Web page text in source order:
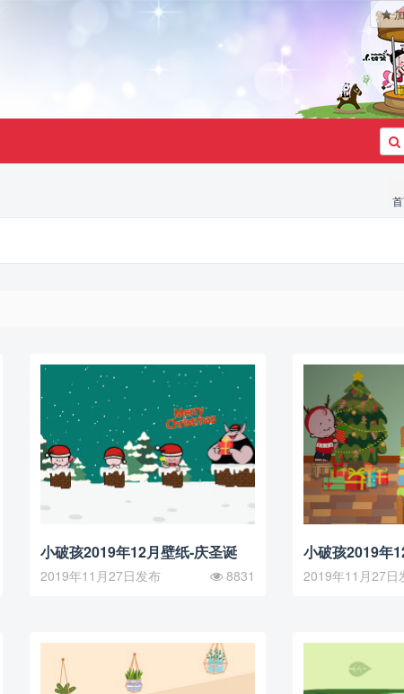
小破孩2019年12月壁纸-庆圣诞
2019年11月27日发布 8831
小破孩2019年
2019年11月27日